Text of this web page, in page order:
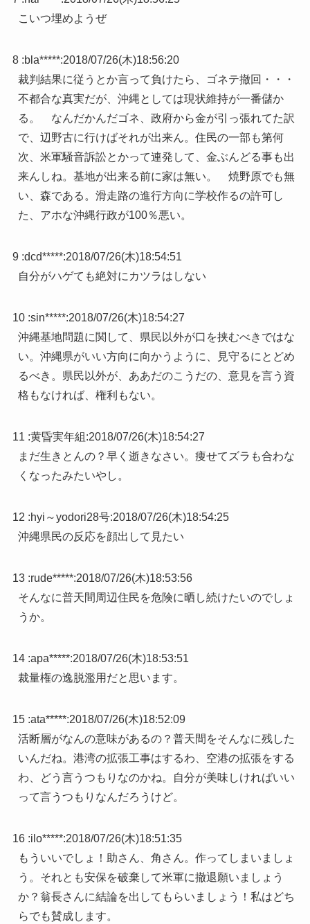
こいつ埋めようぜ
8 :bla*****:2018/07/26(木)18:56:20
裁判結果に従うとか言って負けたら、ゴネテ撤回・・・
不都合な真実だが、沖縄としては現状維持が一番儲か
る。 なんだかんだゴネ、政府から金が引っ張れてた訳
で、辺野古に行けばそれが出来ん。住民の一部も第何
次、米軍騒音訴訟とかって連発して、金ぶんどる事も出
来んしね。基地が出来る前に家は無い。 焼野原でも無
い、森である。滑走路の進行方向に学校作るの許可し
た、アホな沖縄行政が100％悪い。
9 :dcd*****:2018/07/26(木)18:54:51
自分がハゲても絶対にカツラはしない
10 :sin*****:2018/07/26(木)18:54:27
沖縄基地問題に関して、県民以外が口を挟むべきではな
い。沖縄県がいい方向に向かうように、見守るにとどめ
るべき。県民以外が、ああだのこうだの、意見を言う資
格もなければ、権利もない。
11 :黄昏実年組 :2018/07/26(木)18:54:27
まだ生きとんの？早く逝きなさい。痩せてズラも合わな
くなったみたいやし。
12 :hyi～yodori28号:2018/07/26(木)18:54:25
沖縄県民の反応を顔出して見たい
13 :rude*****:2018/07/26(木)18:53:56
そんなに普天間周辺住民を危険に晒し続けたいのでしょ
うか。
14 :apa*****:2018/07/26(木)18:53:51
裁量権の逸脱濫用だと思います。
15 :ata*****:2018/07/26(木)18:52:09
活断層がなんの意味があるの？普天間をそんなに残した
いんだね。港湾の拡張工事はするわ、空港の拡張をする
わ、どう言うつもりなのかね。自分が美味しければいい
って言うつもりなんだろうけど。
16 :ilo*****:2018/07/26(木)18:51:35
もういいでしょ！助さん、角さん。作ってしまいましょ
う。それとも安保を破棄して米軍に撤退願いましょう
か？翁長さんに結論を出してもらいましょう！私はどち
らでも賛成します。